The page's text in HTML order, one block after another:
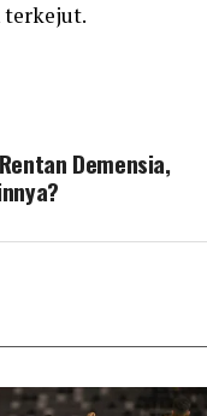
terkejut.
Demensia,